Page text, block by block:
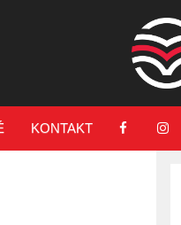
KONTAKT